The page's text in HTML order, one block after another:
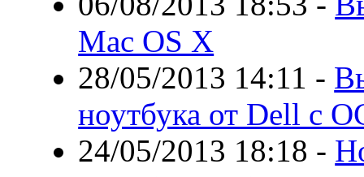
Mac OS X
28/05/2013 14:11 -
ноутбука от Dell с
24/05/2013 18:18 -